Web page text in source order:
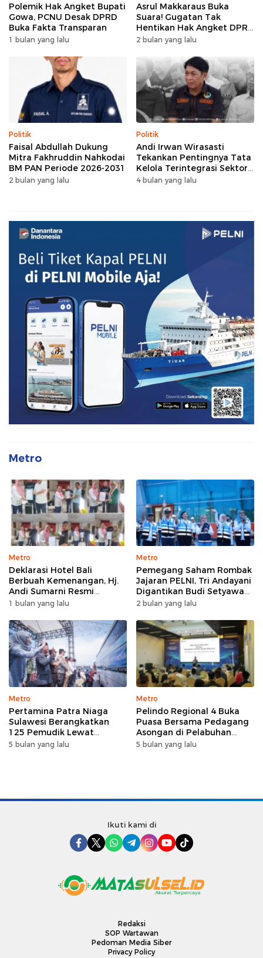
Polemik Hak Angket Bupati
Gowa, PCNU Desak DPRD
Buka Fakta Transparan
1 bulan yang lalu
Asrul Makkaraus Buka
Suara! Gugatan Tak
Hentikan Hak Angket DPRD
Gowa
2 bulan yang lalu
Politik
Faisal Abdullah Dukung
Mitra Fakhruddin Nahkodai
BM PAN Periode 2026-2031
2 bulan yang lalu
Politik
Andi Irwan Wirasasti
Tekankan Pentingnya Tata
Kelola Terintegrasi Sektor
Peternakan Sulsel
4 bulan yang lalu
Metro
Metro
Deklarasi Hotel Bali
Berbuah Kemenangan, Hj.
Andi Sumarni Resmi
Nahkodai DPW FK PKBM
1 bulan yang lalu
Metro
Pemegang Saham Rombak
Jajaran PELNI, Tri Andayani
Digantikan Budi Setyawan
Wijaya sebagai Dirut
2 bulan yang lalu
Metro
Pertamina Patra Niaga
Sulawesi Berangkatkan
125 Pemudik Lewat
Program Mudik Gratis
5 bulan yang lalu
Metro
Pelindo Regional 4 Buka
Puasa Bersama Pedagang
Asongan di Pelabuhan
Makassar, Perkuat
5 bulan yang lalu
Ikuti kami di
Redaksi
SOP Wartawan
Pedoman Media Siber
Privacy Policy